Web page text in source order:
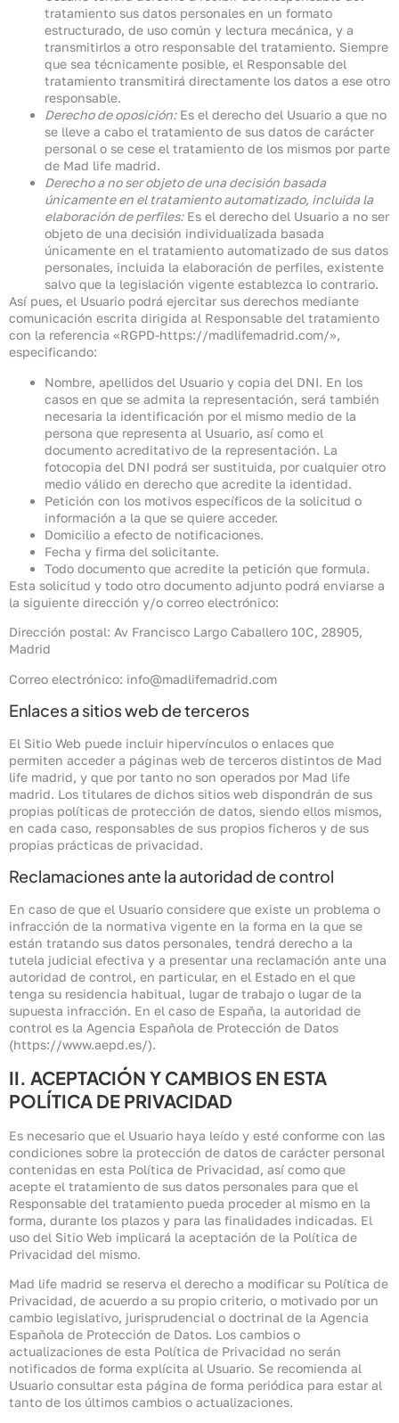
tratamiento sus datos personales en un formato
estructurado, de uso común y lectura mecánica, y a
transmitirlos a otro responsable del tratamiento. Siempre
que sea técnicamente posible, el Responsable del
tratamiento transmitirá directamente los datos a ese otro
responsable.
Derecho de oposición:Es el derecho del Usuario a que no
se lleve a cabo el tratamiento de sus datos de carácter
personal o se cese el tratamiento de los mismos por parte
de Mad life madrid.
Derecho a no ser objeto de una decisión basada
únicamente en el tratamiento automatizado, incluida la
elaboración de perfiles:Es el derecho del Usuario a no ser
objeto de una decisión individualizada basada
únicamente en el tratamiento automatizado de sus datos
personales, incluida la elaboración de perfiles, existente
salvo que la legislación vigente establezca lo contrario.
Así pues, el Usuario podrá ejercitar sus derechos mediante
comunicación escrita dirigida al Responsable del tratamiento
con la referencia «RGPD-https://madlifemadrid.com/»,
especificando:
Nombre, apellidos del Usuario y copia del DNI. En los
casos en que se admita la representación, será también
necesaria la identificación por el mismo medio de la
persona que representa al Usuario, así como el
documento acreditativo de la representación. La
fotocopia del DNI podrá ser sustituida, por cualquier otro
medio válido en derecho que acredite la identidad.
Petición con los motivos específicos de la solicitud o
información a la que se quiere acceder.
Domicilio a efecto de notificaciones.
Fecha y firma del solicitante.
Todo documento que acredite la petición que formula.
Esta solicitud y todo otro documento adjunto podrá enviarse a
la siguiente dirección y/o correo electrónico:
Dirección postal: Av Francisco Largo Caballero 10C, 28905,
Madrid
Correo electrónico: info@madlifemadrid.com
Enlaces a sitios web de terceros
El Sitio Web puede incluir hipervínculos o enlaces que
permiten acceder a páginas web de terceros distintos de Mad
life madrid, y que por tanto no son operados por Mad life
madrid. Los titulares de dichos sitios web dispondrán de sus
propias políticas de protección de datos, siendo ellos mismos,
en cada caso, responsables de sus propios ficheros y de sus
propias prácticas de privacidad.
Reclamaciones ante la autoridad de control
En caso de que el Usuario considere que existe un problema o
infracción de la normativa vigente en la forma en la que se
están tratando sus datos personales, tendrá derecho a la
tutela judicial efectiva y a presentar una reclamación ante una
autoridad de control, en particular, en el Estado en el que
tenga su residencia habitual, lugar de trabajo o lugar de la
supuesta infracción. En el caso de España, la autoridad de
control es la Agencia Española de Protección de Datos
(https://www.aepd.es/).
II. ACEPTACIÓN Y CAMBIOS EN ESTA
POLÍTICA DE PRIVACIDAD
Es necesario que el Usuario haya leído y esté conforme con las
condiciones sobre la protección de datos de carácter personal
contenidas en esta Política de Privacidad, así como que
acepte el tratamiento de sus datos personales para que el
Responsable del tratamiento pueda proceder al mismo en la
forma, durante los plazos y para las finalidades indicadas. El
uso del Sitio Web implicará la aceptación de la Política de
Privacidad del mismo.
Mad life madrid se reserva el derecho a modificar su Política de
Privacidad, de acuerdo a su propio criterio, o motivado por un
cambio legislativo, jurisprudencial o doctrinal de la Agencia
Española de Protección de Datos. Los cambios o
actualizaciones de esta Política de Privacidad no serán
notificados de forma explícita al Usuario. Se recomienda al
Usuario consultar esta página de forma periódica para estar al
tanto de los últimos cambios o actualizaciones.